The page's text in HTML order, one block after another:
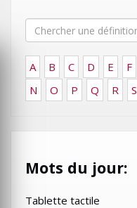
A B C D E F
N
O P Q R S
Mots du jour:
Tablette tactile